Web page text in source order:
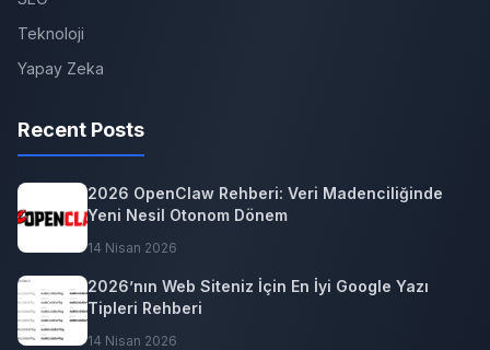
Teknoloji
Yapay Zeka
Recent Posts
2026 OpenClaw Rehberi: Veri Madenciliğinde
Yeni Nesil Otonom Dönem
14 Nisan 2026
2026’nın Web Siteniz İçin En İyi Google Yazı
Tipleri Rehberi
14 Nisan 2026